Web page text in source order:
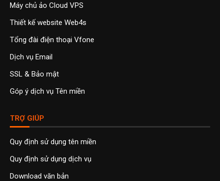
Máy chủ ảo Cloud VPS
Thiết kế website Web4s
Tổng đài điện thoại Vfone
Dịch vụ Email
SSL & Bảo mật
Góp ý dịch vụ Tên miền
TRỢ GIÚP
Quy định sử dụng tên miền
Quy định sử dụng dịch vụ
Download văn bản